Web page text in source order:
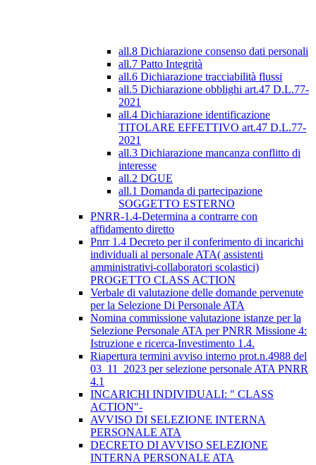
all.8 Dichiarazione consenso dati personali
all.7 Patto Integrità
all.6 Dichiarazione tracciabilità flussi
all.5 Dichiarazione obblighi art.47 D.L.77-
2021
all.4 Dichiarazione identificazione
TITOLARE EFFETTIVO art.47 D.L.77-
2021
all.3 Dichiarazione mancanza conflitto di
interesse
all.2 DGUE
all.1 Domanda di partecipazione
SOGGETTO ESTERNO
PNRR-1.4-Determina a contrarre con
affidamento diretto
Pnrr 1.4 Decreto per il conferimento di incarichi
individuali al personale ATA( assistenti
amministrativi-collaboratori scolastici)
PROGETTO CLASS ACTION
Verbale di valutazione delle domande pervenute
per la Selezione Di Personale ATA
Nomina commissione valutazione istanze per la
Selezione Personale ATA per PNRR Missione 4:
Istruzione e ricerca-Investimento 1.4.
Riapertura termini avviso interno prot.n.4988 del
03_11_2023 per selezione personale ATA PNRR
4.1
INCARICHI INDIVIDUALI: " CLASS
ACTION"-
AVVISO DI SELEZIONE INTERNA
PERSONALE ATA
DECRETO DI AVVISO SELEZIONE
INTERNA PERSONALE ATA